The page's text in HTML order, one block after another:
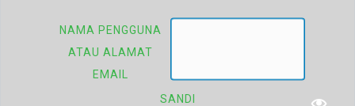
NAMA PENGGUNA
ATAU ALAMAT
EMAIL
SANDI